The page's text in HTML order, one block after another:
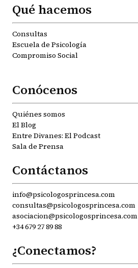
Qué hacemos
Consultas
Escuela de Psicología
Compromiso Social
Conócenos
Quiénes somos
El Blog
Entre Divanes: El Podcast
Sala de Prensa
Contáctanos
info@psicologosprincesa.com
consultas@psicologosprincesa.com
asociacion@psicologosprincesa.com
+34 679 27 89 88
¿Conectamos?